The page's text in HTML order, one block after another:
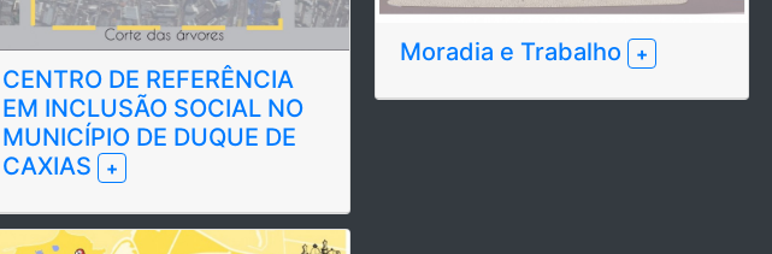
CENTRO DE REFERÊNCIA
EM INCLUSÃO SOCIAL NO
MUNICÍPIO DE DUQUE DE
CAXIAS
+
Moradia e Trabalho +